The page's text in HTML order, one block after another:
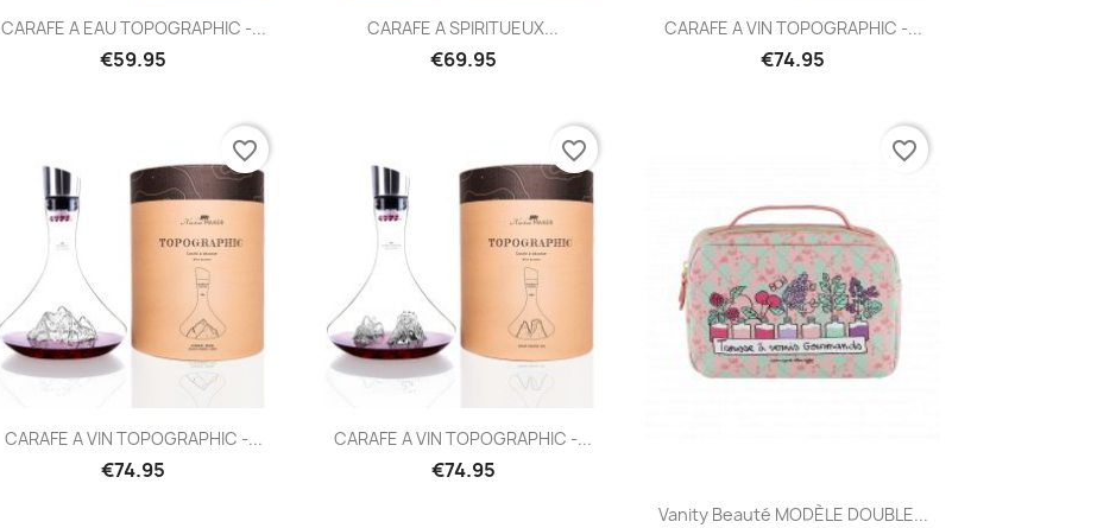
Quick view
CARAFE A EAU TOPOGRAPHIC -...
€59.95
Quick view
CARAFE A SPIRITUEUX...
€69.95
Quick view
CARAFE A VIN TOPOGRAPHIC -...
€74.95
Quick view
CARAFE A VIN TOPOGRAPHIC -...
€74.95
favorite_border
Quick view
CARAFE A VIN TOPOGRAPHIC -...
€74.95
favorite_border
Quick view
Vanity Beauté MODÈLE DOUBLE...
favorite_border